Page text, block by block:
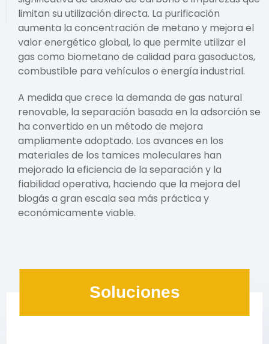
limitan su utilización directa. La purificación
aumenta la concentración de metano y mejora el
valor energético global, lo que permite utilizar el
gas como biometano de calidad para gasoductos,
combustible para vehículos o energía industrial.
A medida que crece la demanda de gas natural
renovable, la separación basada en la adsorción se
ha convertido en un método de mejora
ampliamente adoptado. Los avances en los
materiales de los tamices moleculares han
mejorado la eficiencia de la separación y la
fiabilidad operativa, haciendo que la mejora del
biogás a gran escala sea más práctica y
económicamente viable.
Soluciones